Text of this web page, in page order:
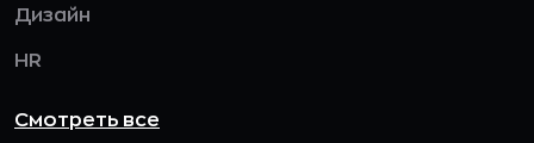
Дизайн
HR
Смотреть все